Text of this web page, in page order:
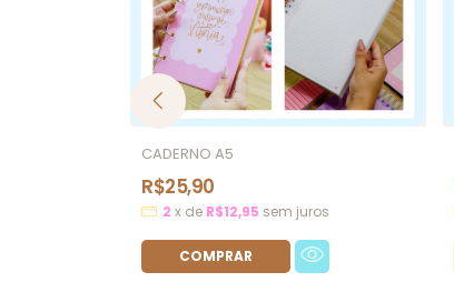
CADERNO A5
R$25,90
2 x de R$12,95 sem juros